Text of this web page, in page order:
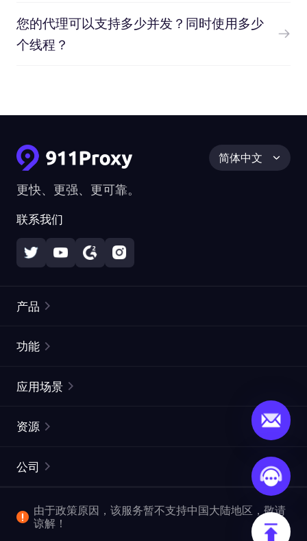
您的代理可以支持多少并发？同时使用多少
个线程？
更快、更强、更可靠。
联系我们
简体中文
产品
静态住宅代理
网页抓取 API
视频下载 API
功能
ISP代理
ProxySite
应用场景
市场研究
爬行和索引
资源
常见问题解答
位置
公司
企业服务
由于政策原因，该服务暂不支持中国大陆地区，敬请
谅解！